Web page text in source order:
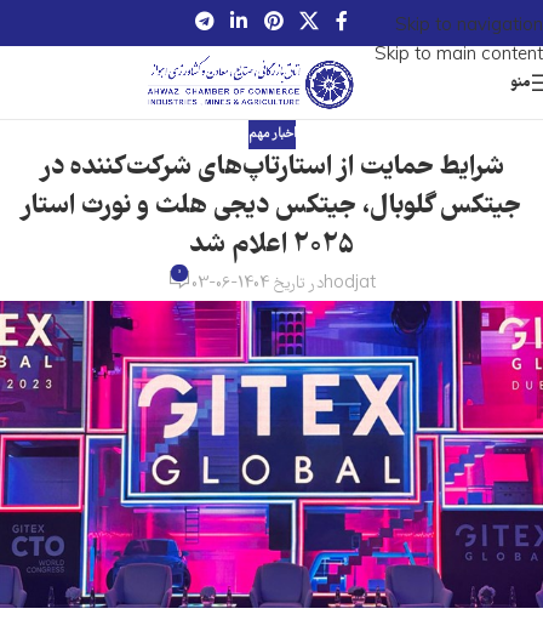
Skip to navigation
Skip to main content
منو
اخبار مهم
شرایط حمایت از استارتاپ‌های شرکت‌کننده در
جیتکس گلوبال، جیتکس دیجی هلث و نورث استار
۲۰۲۵ اعلام شد
hodjatدر تاریخ 1404-06-03 0